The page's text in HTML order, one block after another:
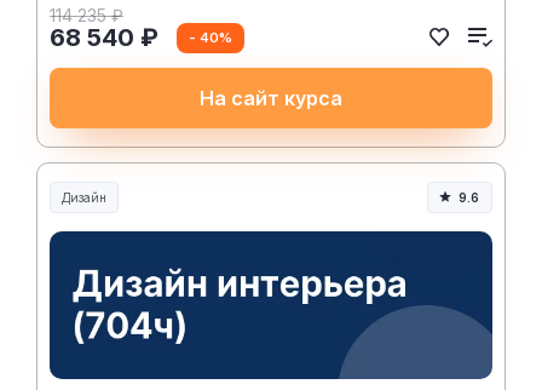
114 235 ₽
68 540 ₽ - 40%
На сайт курса
Дизайн 9.6